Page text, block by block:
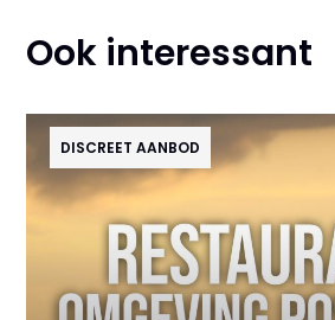
Ook interessant
DISCREET AANBOD